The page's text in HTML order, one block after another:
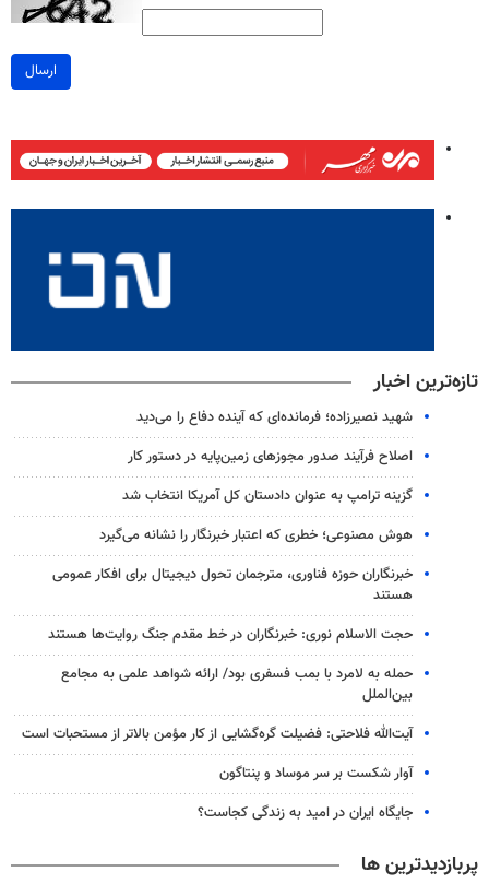
ارسال
تازه‌ترین اخبار
شهید نصیرزاده؛ فرمانده‌ای که آینده دفاع را می‌دید
اصلاح فرآیند صدور مجوزهای زمین‌پایه در دستور کار
گزینه ترامپ به عنوان دادستان کل آمریکا انتخاب شد
هوش مصنوعی؛ خطری که اعتبار خبرنگار را نشانه می‌گیرد
خبرنگاران حوزه فناوری، مترجمان تحول دیجیتال برای افکار عمومی
هستند
حجت الاسلام نوری: خبرنگاران در خط مقدم جنگ روایت‌ها هستند
حمله به لامرد با بمب فسفری بود/ ارائه شواهد علمی به مجامع
بین‌الملل
آیت‌الله فلاحتی: فضیلت گره‌گشایی از کار مؤمن بالاتر از مستحبات است
آوار شکست بر سر موساد و پنتاگون
جایگاه ایران در امید به زندگی کجاست؟
پربازدیدترین ها